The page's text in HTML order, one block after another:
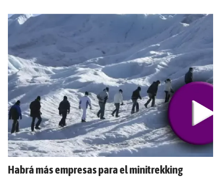
Habrá más empresas para el minitrekking